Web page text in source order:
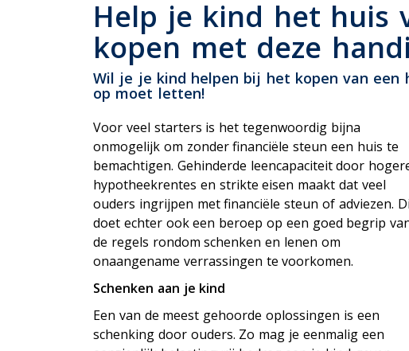
Uitvaartverzekering
Woonhuisverzekering
Zorgverzekering
Pensioen
Help je kind het huis
kopen met deze
Wil je je kind helpen bij het kopen van een
op moet letten!
Voor veel starters is het tegenwoordig bijna
onmogelijk om zonder financiële steun een huis te
bemachtigen. Gehinderde leencapaciteit door
hypotheekrentes en strikte eisen maakt dat veel
ouders ingrijpen met financiële steun of adviezen.
doet echter ook een beroep op een goed begrip
de regels rondom schenken en lenen om
onaangename verrassingen te voorkomen.
Schenken aan je kind
Een van de meest gehoorde oplossingen is een
schenking door ouders. Zo mag je eenmalig een